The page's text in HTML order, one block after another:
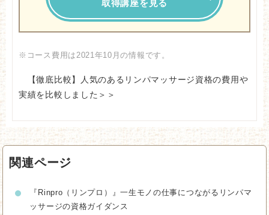
取得講座を見る
※コース費用は2021年10月の情報です。
【徹底比較】人気のあるリンパマッサージ資格の費用や
実績を比較しました＞＞
関連ページ
『Rinpro（リンプロ）』一生モノの仕事につながるリンパマ
ッサージの資格ガイダンス